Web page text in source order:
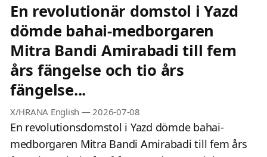
En revolutionär domstol i Yazd
dömde bahai-medborgaren
Mitra Bandi Amirabadi till fem
års fängelse och tio års
fängelse...
X/HRANA English — 2026-07-08
En revolutionsdomstol i Yazd dömde bahai-
medborgaren Mitra Bandi Amirabadi till fem års